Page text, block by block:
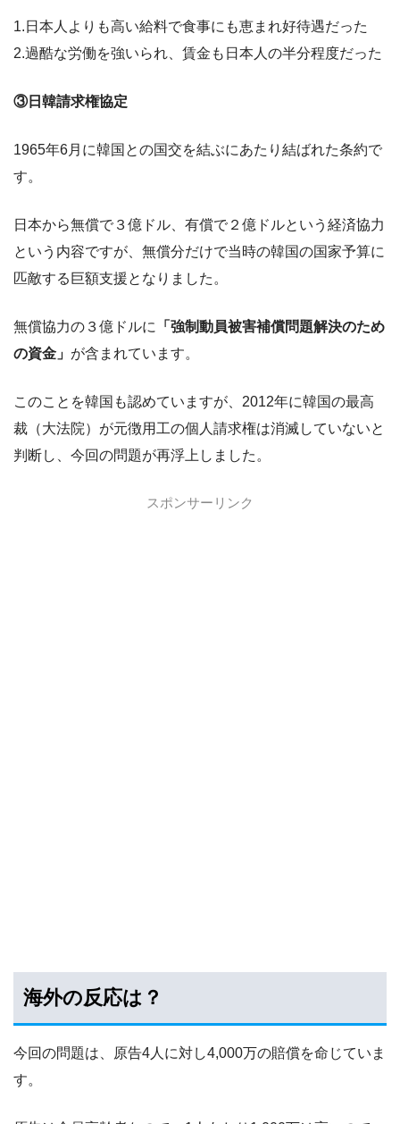
1.日本人よりも高い給料で食事にも恵まれ好待遇だった
2.過酷な労働を強いられ、賃金も日本人の半分程度だった
③日韓請求権協定
1965年6月に韓国との国交を結ぶにあたり結ばれた条約で
す。
日本から無償で３億ドル、有償で２億ドルという経済協力
という内容ですが、無償分だけで当時の韓国の国家予算に
匹敵する巨額支援となりました。
無償協力の３億ドルに
「強制動員被害補償問題解決のため
の資金」 が含まれています。
このことを韓国も認めていますが、2012年に韓国の最高
裁（大法院）が元徴用工の個人請求権は消滅していないと
判断し、今回の問題が再浮上しました。
スポンサーリンク
海外の反応は？
今回の問題は、原告4人に対し4,000万の賠償を命じていま
す。